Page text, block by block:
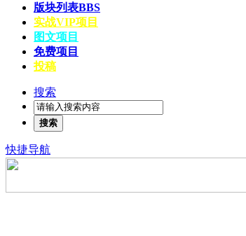
版块列表BBS
实战VIP项目
图文项目
免费项目
投稿
搜索
搜索
快捷导航